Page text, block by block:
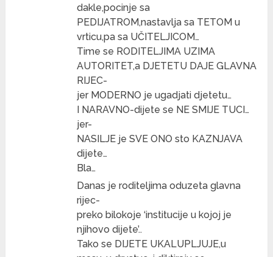
dakle,pocinje sa
PEDIJATROM,nastavlja sa TETOM u
vrticu,pa sa UČITELJICOM…
Time se RODITELJIMA UZIMA
AUTORITET,a DJETETU DAJE GLAVNA
RIJEC-
jer MODERNO je ugadjati djetetu…
I NARAVNO-dijete se NE SMIJE TUCI…
jer-
NASILJE je SVE ONO sto KAZNJAVA
dijete…
Bla…
Danas je roditeljima oduzeta glavna
rijec-
preko bilokoje ‘institucije u kojoj je
njihovo dijete’..
Tako se DIJETE UKALUPLJUJE,u